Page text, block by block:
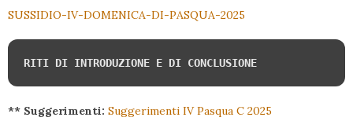
SUSSIDIO-IV-DOMENICA-DI-PASQUA-2025
RITI DI INTRODUZIONE E DI CONCLUSIONE
** Suggerimenti: Suggerimenti IV Pasqua C 2025